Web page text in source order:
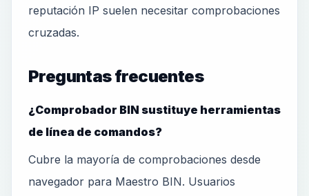
reputación IP suelen necesitar comprobaciones
cruzadas.
Preguntas frecuentes
¿Comprobador BIN sustituye herramientas
de línea de comandos?
Cubre la mayoría de comprobaciones desde
navegador para Maestro BIN. Usuarios